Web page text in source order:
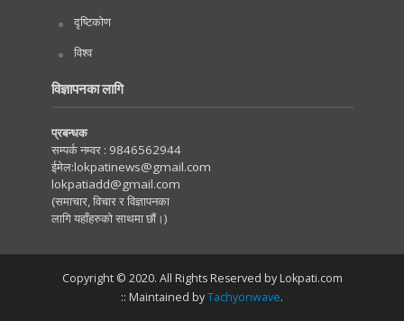
दृष्टिकोण
विश्व
विज्ञापनका लागि
प्रबन्धक
सम्पर्क नम्वर : 9846562944
ईमेल:lokpatinews@gmail.com
lokpatiadd@gmail.com
(समाचार, विचार र विज्ञापनका
लागि यहाँहरुको साथमा छौं।)
Copyright © 2020. All Rights Reserved by Lokpati.com
:: Maintained byTachyonwave.